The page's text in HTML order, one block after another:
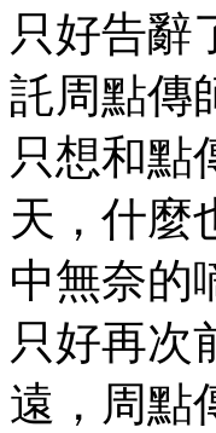
只好告辭
託周點傳
只想和點
天，什麼
中無奈的
只好再次
遠，周點